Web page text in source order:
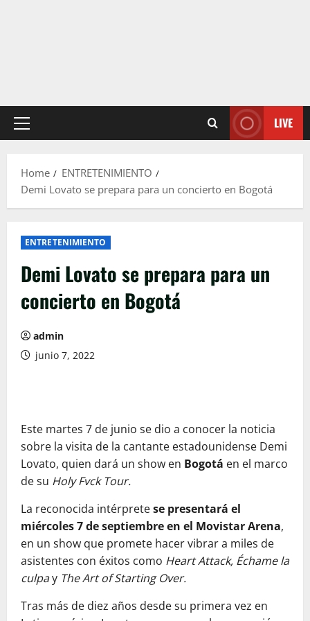
Primary
LIVE
Home
ENTRETENIMIENTO
Demi Lovato se prepara para un concierto en Bogotá
ENTRETENIMIENTO
Demi Lovato se prepara para un
concierto en Bogotá
admin
junio 7, 2022
Este martes 7 de junio se dio a conocer la noticia
sobre la visita de la cantante estadounidense Demi
Lovato, quien dará un show en Bogotá en el marco
de su Holy Fvck Tour.
La reconocida intérpretese presentará el
miércoles 7 de septiembre en el Movistar Arena,
en un show que promete hacer vibrar a miles de
asistentes con éxitos como Heart Attack, Échame la
culpay The Art of Starting Over.
Tras más de diez años desde su primera vez en